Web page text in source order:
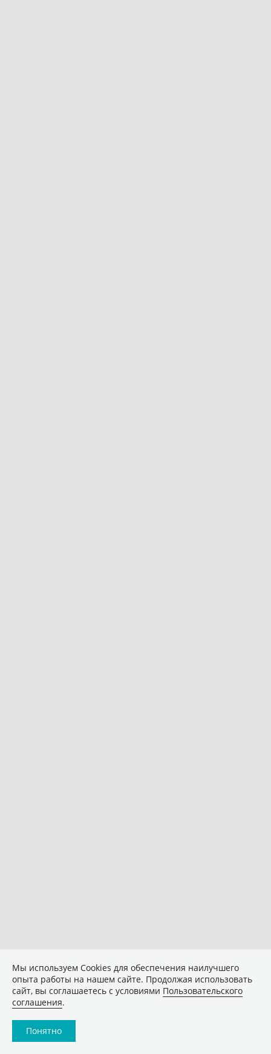
Мы используем Сookies для обеспечения наилучшего
опыта работы на нашем сайте. Продолжая использовать
сайт, вы соглашаетесь с условиями Пользовательского
соглашения.
Понятно